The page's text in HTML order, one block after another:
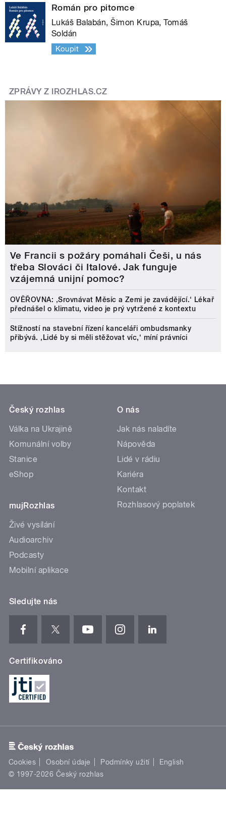
Román pro pitomce
Lukáš Balabán, Šimon Krupa, Tomáš
Soldán
Koupit
ZPRÁVY Z IROZHLAS.CZ
Ve Francii s požáry pomáhali Češi, u nás
třeba Slováci či Italové. Jak funguje
vzájemná unijní pomoc?
OVĚŘOVNA: ‚Srovnávat Měsíc a Zemi je zavádějící.‘ Lékař
přednášel o klimatu, video je prý vytržené z kontextu
Stížností na stavební řízení kanceláři ombudsmanky
přibývá. ‚Lidé by si měli stěžovat víc,‘ míní právníci
Český rozhlas
Válka na Ukrajině
Komunální volby
Stanice
eShop
mujRozhlas
Živé vysílání
Audioarchiv
Podcasty
Mobilní aplikace
O nás
Jak nás naladíte
Nápověda
Lidé v rádiu
Kariéra
Kontakt
Rozhlasový poplatek
Sledujte nás
Certifikováno
Cookies Osobní údaje Podmínky užití
English
© 1997-2026 Český rozhlas